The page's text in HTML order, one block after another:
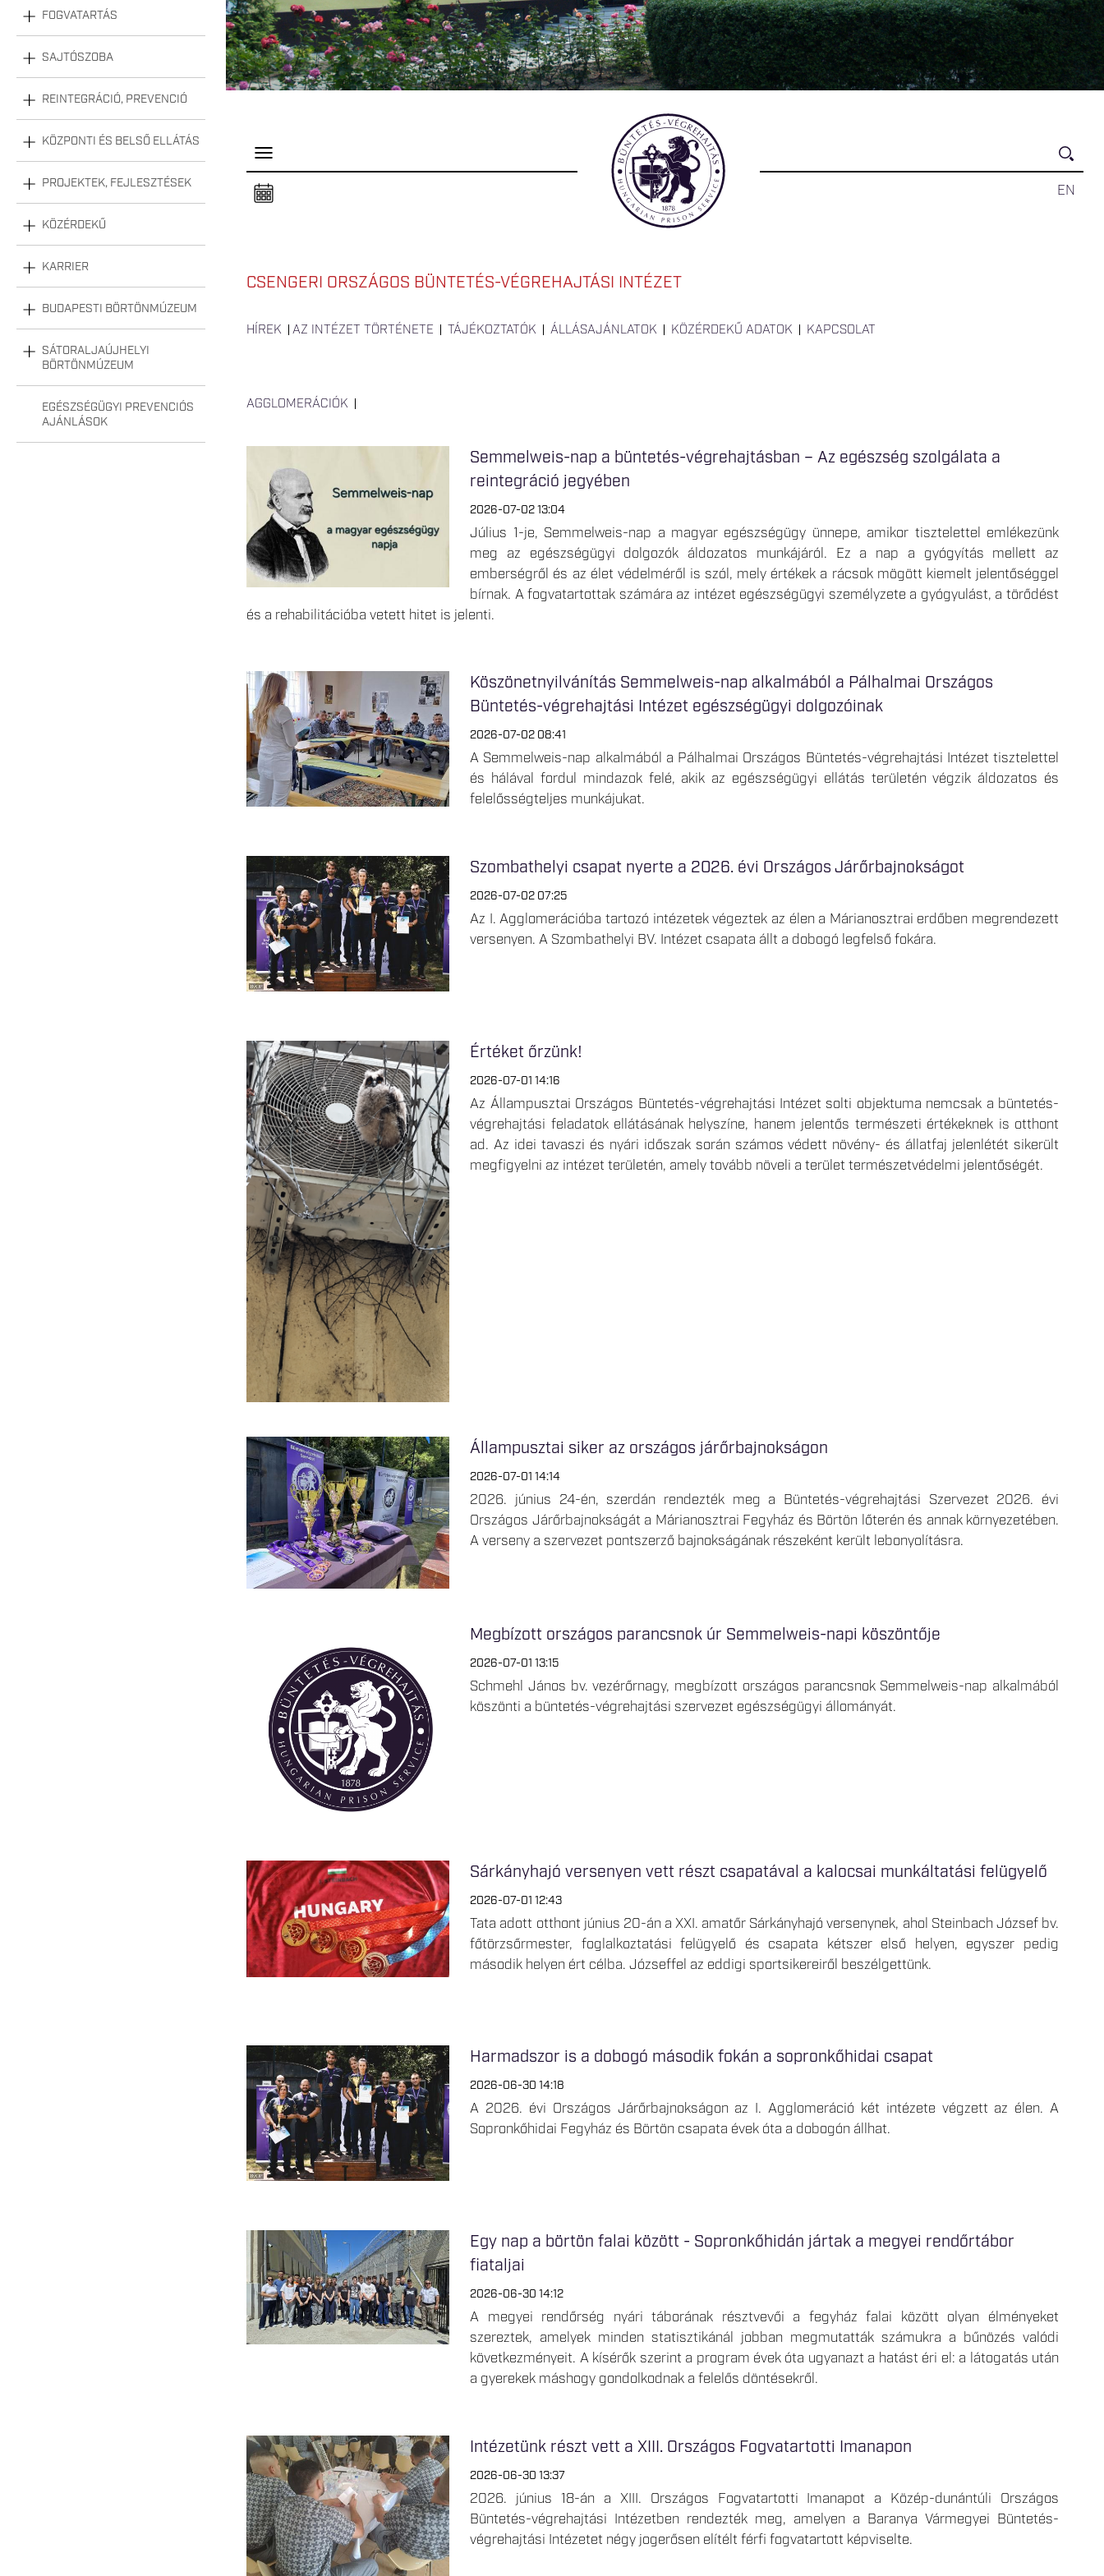
FOGVATARTÁS
SAJTÓSZOBA
REINTEGRÁCIÓ, PREVENCIÓ
KÖZPONTI ÉS BELSŐ ELLÁTÁS
PROJEKTEK, FEJLESZTÉSEK
KÖZÉRDEKŰ
KARRIER
BUDAPESTI BÖRTÖNMÚZEUM
SÁTORALJAÚJHELYI
BÖRTÖNMÚZEUM
EGÉSZSÉGÜGYI PREVENCIÓS
AJÁNLÁSOK
EN
P
e
l
s
a
CSENGERI ORSZÁGOS BÜNTETÉS-VÉGREHAJTÁSI INTÉZET
HÍREK AZ INTÉZET TÖRTÉNETE TÁJÉKOZTATÓK ÁLLÁSAJÁNLATOK KÖZÉRDEKŰ ADATOK KAPCSOLAT
AGGLOMERÁCIÓK
Semmelweis-nap a büntetés-végrehajtásban – Az egészség szolgálata a
reintegráció jegyében
2026-07-02 13:04
Július 1-je, Semmelweis-nap a magyar egészségügy ünnepe, amikor tisztelettel emlékezünk
meg az egészségügyi dolgozók áldozatos munkájáról. Ez a nap a gyógyítás mellett az
emberségről és az élet védelméről is szól, mely értékek a rácsok mögött kiemelt jelentőséggel
bírnak. A fogvatartottak számára az intézet egészségügyi személyzete a gyógyulást, a törődést
és a rehabilitációba vetett hitet is jelenti.
Köszönetnyilvánítás Semmelweis-nap alkalmából a Pálhalmai Országos
Büntetés-végrehajtási Intézet egészségügyi dolgozóinak
2026-07-02 08:41
A Semmelweis-nap alkalmából a Pálhalmai Országos Büntetés-végrehajtási Intézet tisztelettel
és hálával fordul mindazok felé, akik az egészségügyi ellátás területén végzik áldozatos és
felelősségteljes munkájukat.
Szombathelyi csapat nyerte a 2026. évi Országos Járőrbajnokságot
2026-07-02 07:25
Az I. Agglomerációba tartozó intézetek végeztek az élen a Márianosztrai erdőben megrendezett
versenyen. A Szombathelyi BV. Intézet csapata állt a dobogó legfelső fokára.
Értéket őrzünk!
2026-07-01 14:16
Az Állampusztai Országos Büntetés-végrehajtási Intézet solti objektuma nemcsak a büntetés-
végrehajtási feladatok ellátásának helyszíne, hanem jelentős természeti értékeknek is otthont
ad. Az idei tavaszi és nyári időszak során számos védett növény- és állatfaj jelenlétét sikerült
megfigyelni az intézet területén, amely tovább növeli a terület természetvédelmi jelentőségét.
Állampusztai siker az országos járőrbajnokságon
2026-07-01 14:14
2026. június 24-én, szerdán rendezték meg a Büntetés-végrehajtási Szervezet 2026. évi
Országos Járőrbajnokságát a Márianosztrai Fegyház és Börtön lőterén és annak környezetében.
A verseny a szervezet pontszerző bajnokságának részeként került lebonyolításra.
Megbízott országos parancsnok úr Semmelweis-napi köszöntője
2026-07-01 13:15
Schmehl János bv. vezérőrnagy, megbízott országos parancsnok Semmelweis-nap alkalmából
köszönti a büntetés-végrehajtási szervezet egészségügyi állományát.
Sárkányhajó versenyen vett részt csapatával a kalocsai munkáltatási felügyelő
2026-07-01 12:43
Tata adott otthont június 20-án a XXI. amatőr Sárkányhajó versenynek, ahol Steinbach József bv.
főtörzsőrmester, foglalkoztatási felügyelő és csapata kétszer első helyen, egyszer pedig
második helyen ért célba. Józseffel az eddigi sportsikereiről beszélgettünk.
Harmadszor is a dobogó második fokán a sopronkőhidai csapat
2026-06-30 14:18
A 2026. évi Országos Járőrbajnokságon az I. Agglomeráció két intézete végzett az élen. A
Sopronkőhidai Fegyház és Börtön csapata évek óta a dobogón állhat.
Egy nap a börtön falai között - Sopronkőhidán jártak a megyei rendőrtábor
fiataljai
2026-06-30 14:12
A megyei rendőrség nyári táborának résztvevői a fegyház falai között olyan élményeket
szereztek, amelyek minden statisztikánál jobban megmutatták számukra a bűnözés valódi
következményeit. A kísérők szerint a program évek óta ugyanazt a hatást éri el: a látogatás után
a gyerekek máshogy gondolkodnak a felelős döntésekről.
Intézetünk részt vett a XIII. Országos Fogvatartotti Imanapon
2026-06-30 13:37
2026. június 18-án a XIII. Országos Fogvatartotti Imanapot a Közép-dunántúli Országos
Büntetés-végrehajtási Intézetben rendezték meg, amelyen a Baranya Vármegyei Büntetés-
végrehajtási Intézetet négy jogerősen elítélt férfi fogvatartott képviselte.